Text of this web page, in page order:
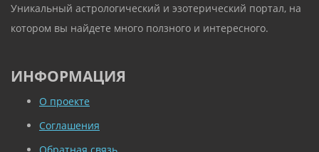
Уникальный астрологический и эзотерический портал, на
котором вы найдете много ползного и интересного.
ИНФОРМАЦИЯ
О проекте
Соглашения